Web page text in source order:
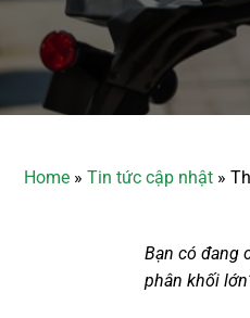
Home » Tin tức cập nhật »
Bạn có đang
phân khối